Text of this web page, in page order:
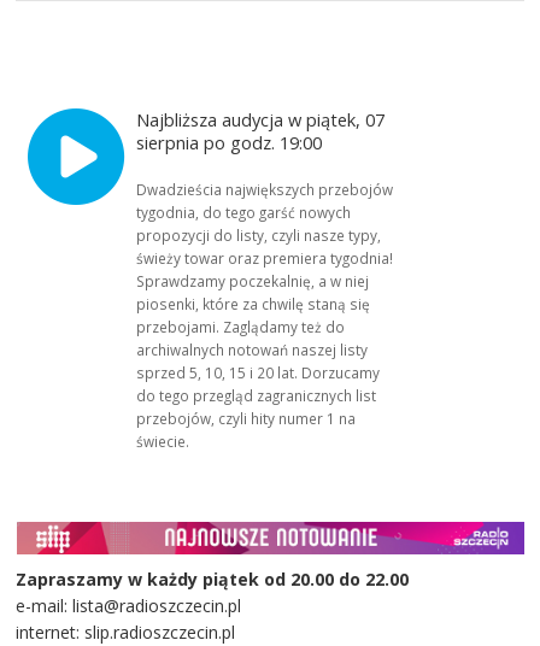
Najbliższa audycja w piątek, 07
sierpnia po godz. 19:00
Dwadzieścia największych przebojów
tygodnia, do tego garść nowych
propozycji do listy, czyli nasze typy,
świeży towar oraz premiera tygodnia!
Sprawdzamy poczekalnię, a w niej
piosenki, które za chwilę staną się
przebojami. Zaglądamy też do
archiwalnych notowań naszej listy
sprzed 5, 10, 15 i 20 lat. Dorzucamy
do tego przegląd zagranicznych list
przebojów, czyli hity numer 1 na
świecie.
Zapraszamy w każdy piątek od 20.00 do 22.00
e-mail: lista@radioszczecin.pl
internet: slip.radioszczecin.pl